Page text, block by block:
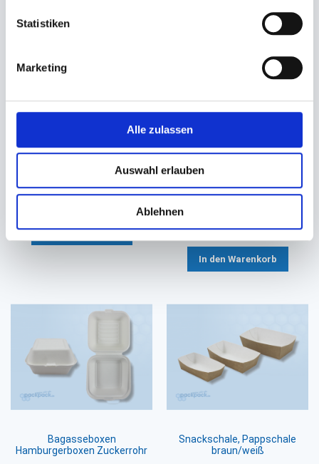
Statistiken
Marketing
Alle zulassen
Auswahl erlauben
Ablehnen
Kraft/PLA
197x140x90mm ca. 2500ml
75,34 €
In den Warenkorb
transparent
Ø 150mm (für Ø 150mm
Salatschalen 500/750ml)
In den Warenkorb
Bagasseboxen
Hamburgerboxen Zuckerrohr
Snackschale, Pappschale
braun/weiß